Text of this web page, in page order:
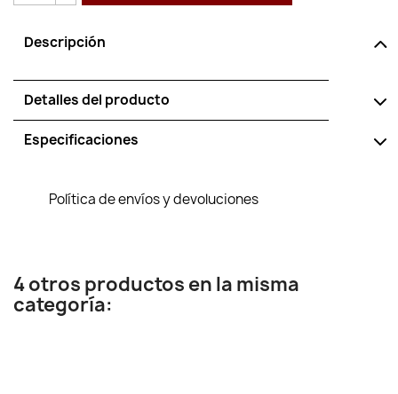
Descripción
Detalles del producto
Especificaciones
Política de envíos y devoluciones
4 otros productos en la misma
categoría: